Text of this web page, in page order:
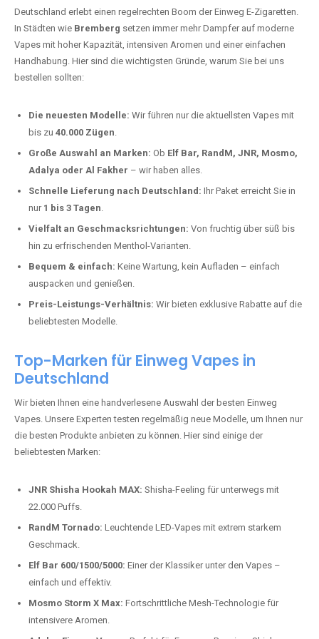
Deutschland erlebt einen regelrechten Boom der Einweg E-Zigaretten.
In Städten wie Bremberg setzen immer mehr Dampfer auf moderne
Vapes mit hoher Kapazität, intensiven Aromen und einer einfachen
Handhabung. Hier sind die wichtigsten Gründe, warum Sie bei uns
bestellen sollten:
Die neuesten Modelle: Wir führen nur die aktuellsten Vapes mit
bis zu 40.000 Zügen.
Große Auswahl an Marken: Ob Elf Bar, RandM, JNR, Mosmo,
Adalya oder Al Fakher – wir haben alles.
Schnelle Lieferung nach Deutschland: Ihr Paket erreicht Sie in
nur 1 bis 3 Tagen.
Vielfalt an Geschmacksrichtungen: Von fruchtig über süß bis
hin zu erfrischenden Menthol-Varianten.
Bequem & einfach: Keine Wartung, kein Aufladen – einfach
auspacken und genießen.
Preis-Leistungs-Verhältnis: Wir bieten exklusive Rabatte auf die
beliebtesten Modelle.
Top-Marken für Einweg Vapes in
Deutschland
Wir bieten Ihnen eine handverlesene Auswahl der besten Einweg
Vapes. Unsere Experten testen regelmäßig neue Modelle, um Ihnen nur
die besten Produkte anbieten zu können. Hier sind einige der
beliebtesten Marken:
JNR Shisha Hookah MAX: Shisha-Feeling für unterwegs mit
22.000 Puffs.
RandM Tornado: Leuchtende LED-Vapes mit extrem starkem
Geschmack.
Elf Bar 600/1500/5000: Einer der Klassiker unter den Vapes –
einfach und effektiv.
Mosmo Storm X Max: Fortschrittliche Mesh-Technologie für
intensivere Aromen.